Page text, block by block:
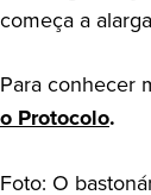
começa a
Para conhecer
o Protocolo.
Foto: O